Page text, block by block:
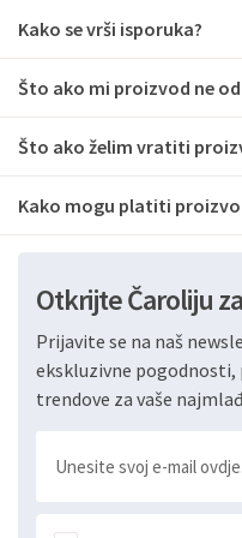
Kako se vrši isporuka?
Što ako mi proizvod ne
Što ako želim vratiti
Kako mogu platiti
Otkrijte Čaroliju
Prijavite se na naš
ekskluzivne pogodnosti,
trendove za vaše